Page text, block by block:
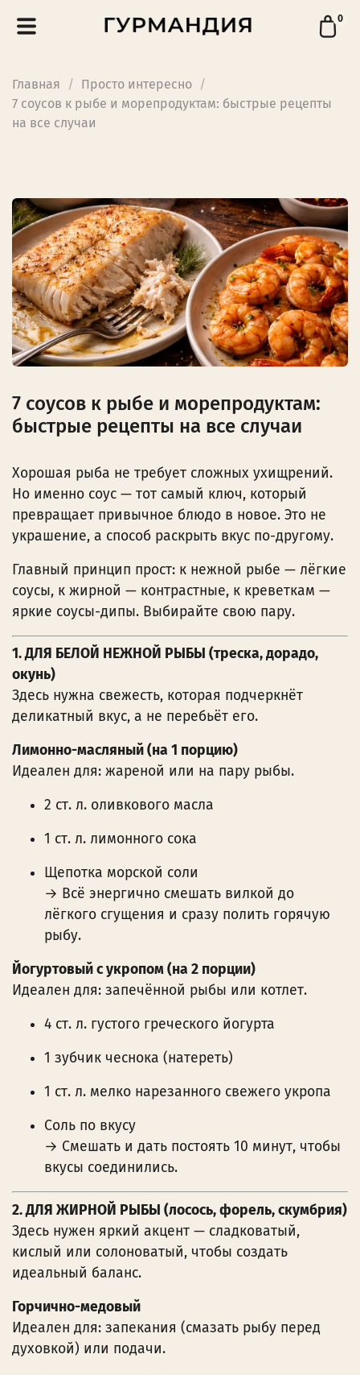
0
Главная
Просто интересно
7 соусов к рыбе и морепродуктам: быстрые рецепты
на все случаи
7 соусов к рыбе и морепродуктам:
быстрые рецепты на все случаи
Хорошая рыба не требует сложных ухищрений.
Но именно соус — тот самый ключ, который
превращает привычное блюдо в новое. Это не
украшение, а способ раскрыть вкус по-другому.
Главный принцип прост: к нежной рыбе — лёгкие
соусы, к жирной — контрастные, к креветкам —
яркие соусы-дипы. Выбирайте свою пару.
1. ДЛЯ БЕЛОЙ НЕЖНОЙ РЫБЫ (треска, дорадо,
окунь)
Здесь нужна свежесть, которая подчеркнёт
деликатный вкус, а не перебьёт его.
Лимонно-масляный (на 1 порцию)
Идеален для: жареной или на пару рыбы.
2 ст. л. оливкового масла
1 ст. л. лимонного сока
Щепотка морской соли
→ Всё энергично смешать вилкой до
лёгкого сгущения и сразу полить горячую
рыбу.
Йогуртовый с укропом (на 2 порции)
Идеален для: запечённой рыбы или котлет.
4 ст. л. густого греческого йогурта
1 зубчик чеснока (натереть)
1 ст. л. мелко нарезанного свежего укропа
Соль по вкусу
→ Смешать и дать постоять 10 минут, чтобы
вкусы соединились.
2. ДЛЯ ЖИРНОЙ РЫБЫ (лосось, форель, скумбрия)
Здесь нужен яркий акцент — сладковатый,
кислый или солоноватый, чтобы создать
идеальный баланс.
Горчично-медовый
Идеален для: запекания (смазать рыбу перед
духовкой) или подачи.